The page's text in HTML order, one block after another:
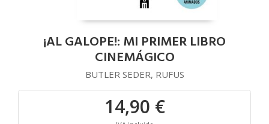
¡AL GALOPE!: MI PRIMER LIBRO
CINEMÁGICO
BUTLER SEDER, RUFUS
14,90 €